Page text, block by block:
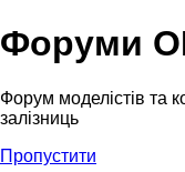
Форуми
Форум моделістів та
залізниць
Пропустити